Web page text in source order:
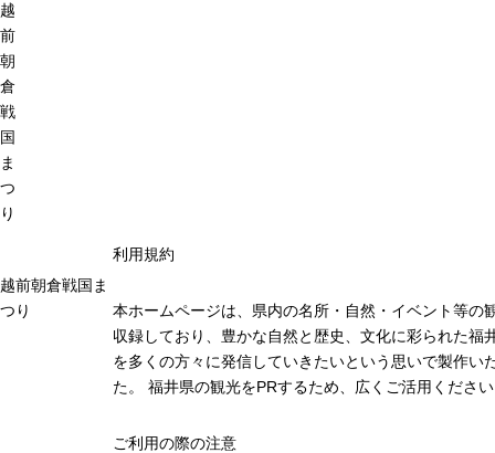
越
前
朝
倉
戦
国
ま
つ
り
越前朝倉戦国ま
つり
利用規約
本ホームページは、県内の名所・自然・イベント等の
収録しており、豊かな自然と歴史、文化に彩られた福
を多くの方々に発信していきたいという思いで製作い
た。 福井県の観光をPRするため、広くご活用くださ
ご利用の際の注意